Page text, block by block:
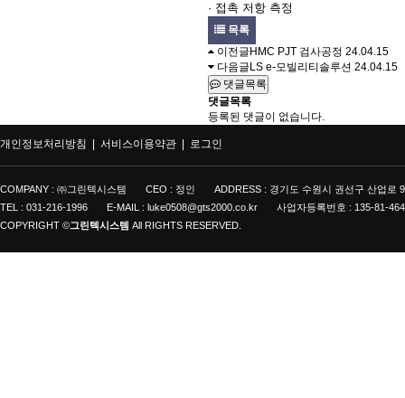
· 접촉 저항 측정
목록
이전글 HMC PJT 검사공정 24.04.15
다음글 LS e-모빌리티솔루션 24.04.15
댓글목록
댓글목록
등록된 댓글이 없습니다.
개인정보처리방침 | 서비스이용약관 | 로그인
COMPANY : ㈜그린텍시스템 CEO : 정인
ADDRESS : 경기도 수원시 권선구 산업로
TEL : 031-216-1996
E-MAIL : luke0508@gts2000.co.kr
사업자등록번호 : 135-81-
COPYRIGHT ©그린텍시스템 All RIGHTS RESERVED.